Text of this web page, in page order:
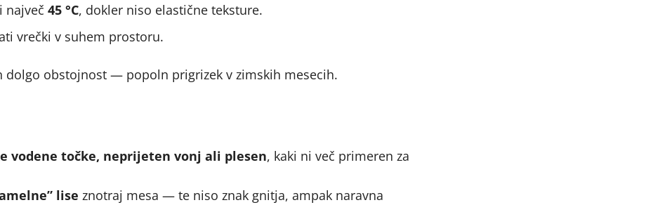
največ 45 °C, dokler niso elastične teksture.
vrečki v suhem prostoru.
dolgo obstojnost — popoln prigrizek v zimskih mesecih.
vodene točke, neprijeten vonj ali plesen, kaki ni več primeren za
lise znotraj mesa — te niso znak gnitja, ampak naravna